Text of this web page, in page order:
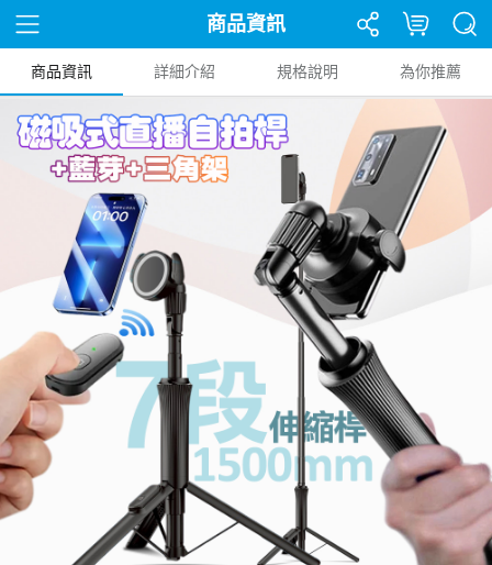
商品資訊
商品資訊 詳細介紹 規格說明 為你推薦